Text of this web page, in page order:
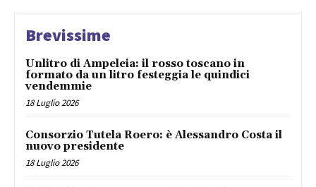
Brevissime
Unlitro di Ampeleia: il rosso toscano in
formato da un litro festeggia le quindici
vendemmie
18 Luglio 2026
Consorzio Tutela Roero: è Alessandro Costa il
nuovo presidente
18 Luglio 2026